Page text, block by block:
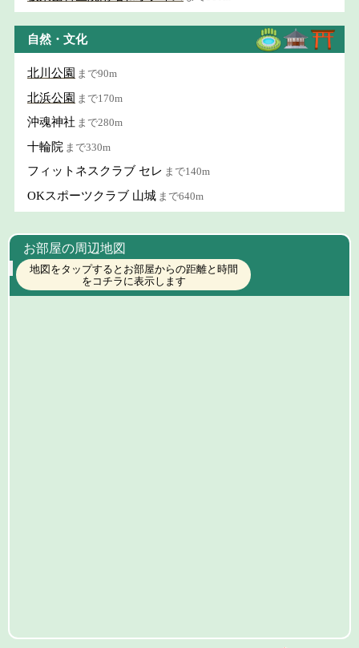
自然・文化
北川公園 まで90m
北浜公園 まで170m
沖魂神社 まで280m
十輪院 まで330m
フィットネスクラブ セレ まで140m
OKスポーツクラブ 山城 まで640m
お部屋の周辺地図
地図をタップするとお部屋からの距離と時間
をコチラに表示します